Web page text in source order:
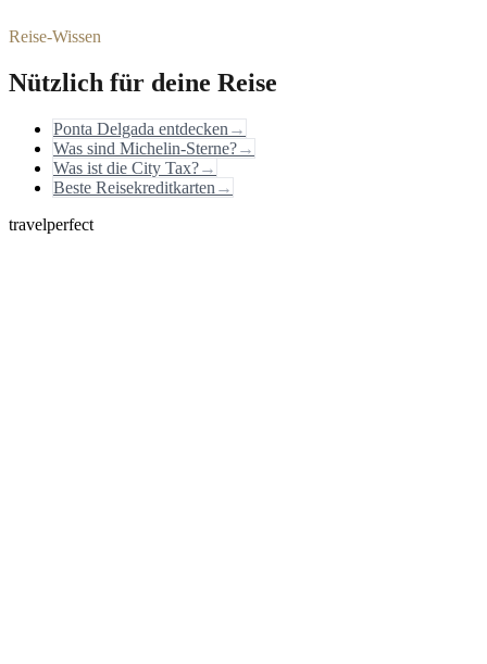
Reise-Wissen
Nützlich für deine Reise
Ponta Delgada entdecken →
Was sind Michelin-Sterne?→
Was ist die City Tax?→
Beste Reisekreditkarten →
travelperfect